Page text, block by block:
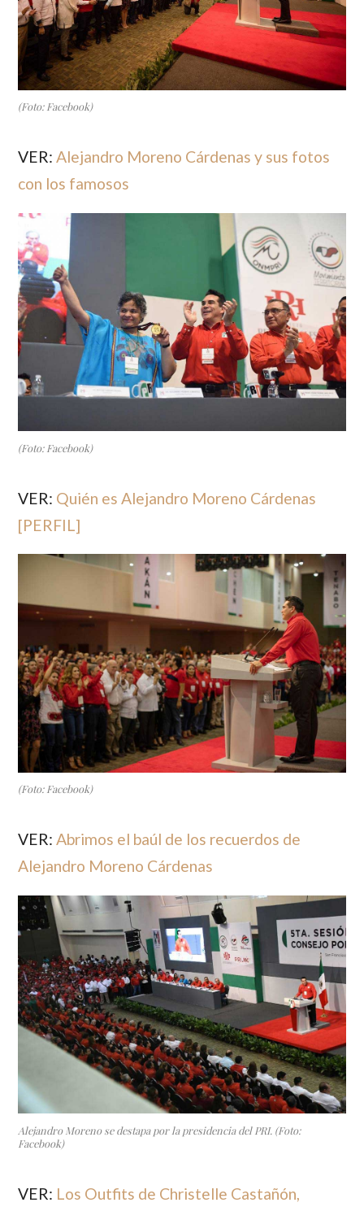
(Foto: Facebook)
VER:Alejandro Moreno Cárdenas y sus fotos
con los famosos
(Foto: Facebook)
VER: Quién es Alejandro Moreno Cárdenas
[PERFIL]
(Foto: Facebook)
VER:Abrimos el baúl de los recuerdos de
Alejandro Moreno Cárdenas
Alejandro Moreno se destapa por la presidencia del PRI. (Foto:
Facebook)
VER: Los Outfits de Christelle Castañón,